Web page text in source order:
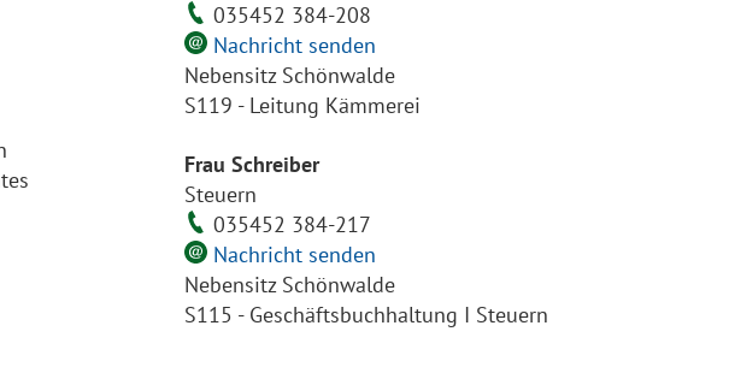
035452 384-208
Nachricht senden
Nebensitz Schönwalde
S119 - Leitung Kämmerei
Frau Schreiber
Steuern
035452 384-217
Nachricht senden
Nebensitz Schönwalde
S115 - Geschäftsbuchhaltung I Steuern